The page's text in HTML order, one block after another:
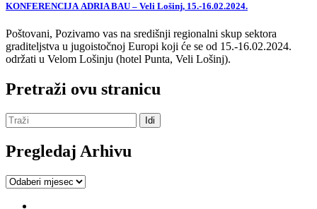
KONFERENCIJA ADRIA BAU – Veli Lošinj, 15.-16.02.2024.
Poštovani, Pozivamo vas na središnji regionalni skup sektora
graditeljstva u jugoistočnoj Europi koji će se od 15.-16.02.2024.
održati u Velom Lošinju (hotel Punta, Veli Lošinj).
Pretraži ovu stranicu
Pregledaj Arhivu
Pregledaj